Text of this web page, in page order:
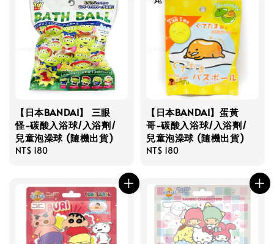
【日本BANDAI】 三眼
怪-碳酸入浴球/入浴劑/
兒童泡澡球 (隨機出貨)
Regular
NT$ 180
【日本BANDAI】蛋黃
哥-碳酸入浴球/入浴劑/
兒童泡澡球 (隨機出貨)
Regular
NT$ 180